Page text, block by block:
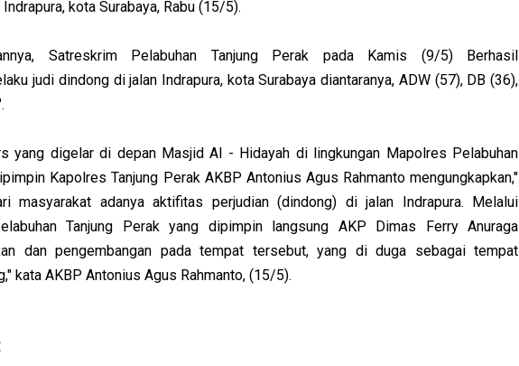
kota Surabaya, Rabu (15/5).
Satreskrim Pelabuhan Tanjung Perak pada Kamis (9/5) Berhasil
judi dindong di jalan Indrapura, kota Surabaya diantaranya, ADW (57), DB (36),
yang digelar di depan Masjid Al - Hidayah di lingkungan Mapolres Pelabuhan
Kapolres Tanjung Perak AKBP Antonius Agus Rahmanto mengungkapkan,"
masyarakat adanya aktifitas perjudian (dindong) di jalan Indrapura. Melalui
Tanjung Perak yang dipimpin langsung AKP Dimas Ferry Anuraga
dan pengembangan pada tempat tersebut, yang di duga sebagai tempat
kata AKBP Antonius Agus Rahmanto, (15/5).